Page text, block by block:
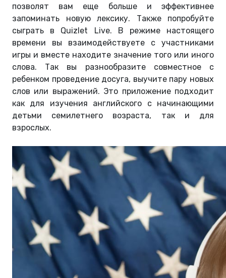
позволят вам еще больше и эффективнее
запоминать новую лексику. Также попробуйте
сыграть в Quizlet Live. В режиме настоящего
времени вы взаимодействуете с участниками
игры и вместе находите значение того или иного
слова. Так вы разнообразите совместное с
ребенком проведение досуга, выучите пару новых
слов или выражений. Это приложение подходит
как для изучения английского с начинающими
детьми семилетнего возраста, так и для
взрослых.